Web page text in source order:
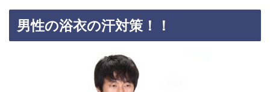
男性の浴衣の汗対策！！